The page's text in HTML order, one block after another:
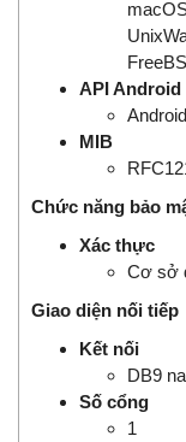
API Android
MIB
Chức năng bảo
Xác thực
Cơ sở
Giao diện nối tiếp
Kết nối
DB9
Số cổng
1